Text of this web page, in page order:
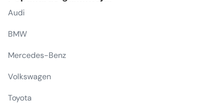
Audi
BMW
Mercedes-Benz
Volkswagen
Toyota